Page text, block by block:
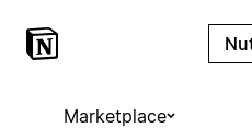
Marketplace